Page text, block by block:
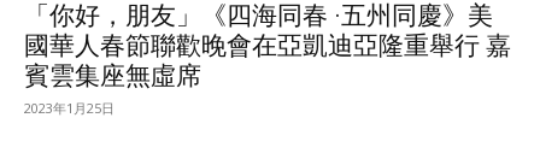
「你好，朋友」《四海同春 ·五州同慶》美
國華人春節聯歡晚會在亞凱迪亞隆重舉行 嘉
賓雲集座無虛席
2023年1月25日